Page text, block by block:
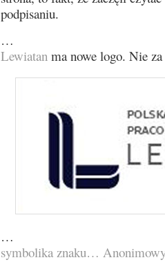
podpisaniu.
…
Lewiatan ma nowe logo. Nie
…
symbolika znaku…